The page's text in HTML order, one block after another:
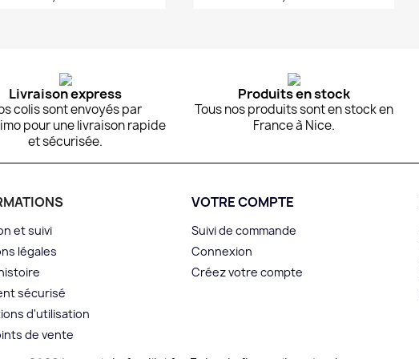
Livraison express
colis sont envoyés par
pour une livraison rapide
et sécurisée.
Produits en stock
Tous nos produits sont en stock en
France à Nice.
et suivi
légales
sécurisé
d'utilisation
de vente
VOTRE COMPTE
Suivi de commande
Connexion
Créez votre compte